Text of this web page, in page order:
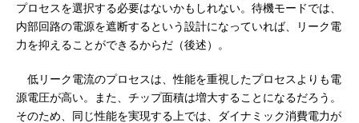
プロセスを選択する必要はないかもしれない。待機モードでは、
内部回路の電源を遮断するという設計になっていれば、リーク電
力を抑えることができるからだ（後述）。
低リーク電流のプロセスは、性能を重視したプロセスよりも電
源電圧が高い。また、チップ面積は増大することになるだろう。
そのため、同じ性能を実現する上では、ダイナミック消費電力が